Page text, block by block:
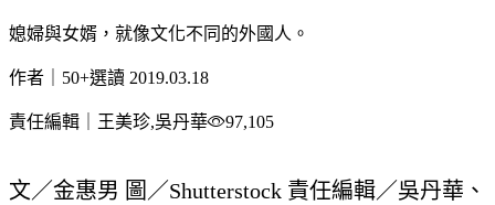
媳婦與女婿，就像文化不同的外國人。
作者｜50+選讀 2019.03.18
責任編輯｜王美珍,吳丹華 97,105
文／金惠男 圖／Shutterstock 責任編輯／吳丹華、